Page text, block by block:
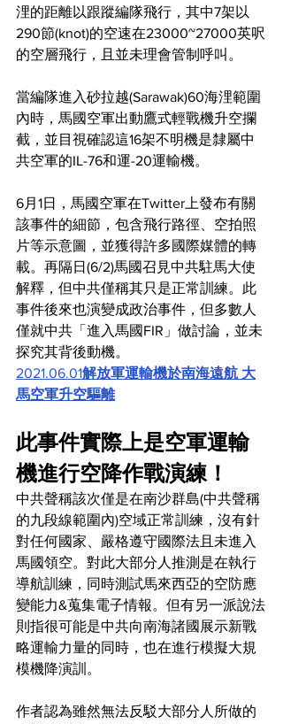
浬的距離以跟蹤編隊飛行，其中7架以
290節(knot)的空速在23000~27000英呎
的空層飛行，且並未理會管制呼叫。
當編隊進入砂拉越(Sarawak)60海浬範圍
內時，馬國空軍出動鷹式輕戰機升空攔
截，並目視確認這16架不明機是隸屬中
共空軍的IL-76和運-20運輸機。
6月1日，馬國空軍在Twitter上發布有關
該事件的細節，包含飛行路徑、空拍照
片等示意圖，並獲得許多國際媒體的轉
載。再隔日(6/2)馬國召見中共駐馬大使
解釋，但中共僅稱其只是正常訓練。此
事件後來也演變成政治事件，但多數人
僅就中共「進入馬國FIR」做討論，並未
探究其背後動機。
2021.06.01解放軍運輸機於南海遠航 大
馬空軍升空驅離
此事件實際上是空軍運輸
機進行空降作戰演練！
中共聲稱該次僅是在南沙群島(中共聲稱
的九段線範圍內)空域正常訓練，沒有針
對任何國家、嚴格遵守國際法且未進入
馬國領空。對此大部分人推測是在執行
導航訓練，同時測試馬來西亞的空防應
變能力&蒐集電子情報。但有另一派說法
則指很可能是中共向南海諸國展示新戰
略運輸力量的同時，也在進行模擬大規
模機降演訓。
作者認為雖然無法反駁大部分人所做的